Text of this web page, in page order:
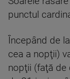
punctul
Începând de
cea a nopţii)
nopţii (faţă de